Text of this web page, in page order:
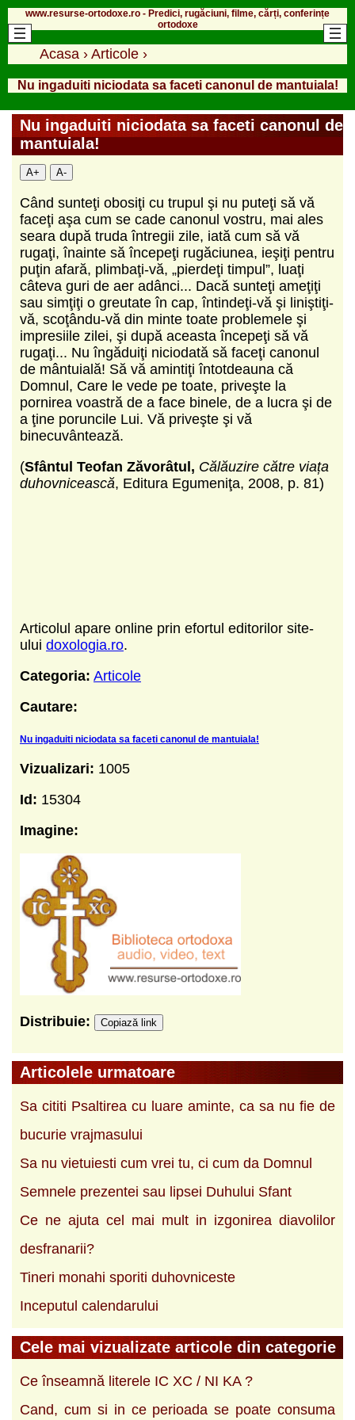
www.resurse-ortodoxe.ro - Predici, rugăciuni, filme, cărți, conferințe
ortodoxe
Acasa › Articole ›
Nu ingaduiti niciodata sa faceti canonul de mantuiala!
Nu ingaduiti niciodata sa faceti canonul de
mantuiala!
A+ A-
Când sunteţi obosiţi cu trupul şi nu puteţi să vă
faceţi aşa cum se cade canonul vostru, mai ales
seara după truda întregii zile, iată cum să vă
rugaţi, înainte să începeţi rugăciunea, ieşiţi pentru
puţin afară, plimbaţi-vă, „pierdeţi timpul”, luaţi
câteva guri de aer adânci... Dacă sunteţi ameţiţi
sau simţiţi o greutate în cap, întindeţi-vă şi liniştiţi-
vă, scoţându-vă din minte toate problemele şi
impresiile zilei, şi după aceasta începeţi să vă
rugaţi... Nu îngăduiţi niciodată să faceţi canonul
de mântuială! Să vă amintiţi întotdeauna că
Domnul, Care le vede pe toate, priveşte la
pornirea voastră de a face binele, de a lucra şi de
a ţine poruncile Lui. Vă priveşte şi vă
binecuvântează.
(Sfântul Teofan Zăvorâtul, Călăuzire către viața
duhovnicească, Editura Egumeniţa, 2008, p. 81)
Articolul apare online prin efortul editorilor site-
ului doxologia.ro.
Categoria: Articole
Cautare:
Nu ingaduiti niciodata sa faceti canonul de mantuiala!
Vizualizari: 1005
Id: 15304
Imagine:
Distribuie: Copiază link
Articolele urmatoare
Sa cititi Psaltirea cu luare aminte, ca sa nu fie de
bucurie vrajmasului
Sa nu vietuiesti cum vrei tu, ci cum da Domnul
Semnele prezentei sau lipsei Duhului Sfant
Ce ne ajuta cel mai mult in izgonirea diavolilor
desfranarii?
Tineri monahi sporiti duhovniceste
Inceputul calendarului
Cele mai vizualizate articole din categorie
Ce înseamnă literele IC XC / NI KA ?
Cand, cum si in ce perioada se poate consuma